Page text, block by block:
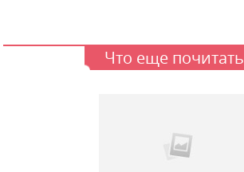
Что еще почитать